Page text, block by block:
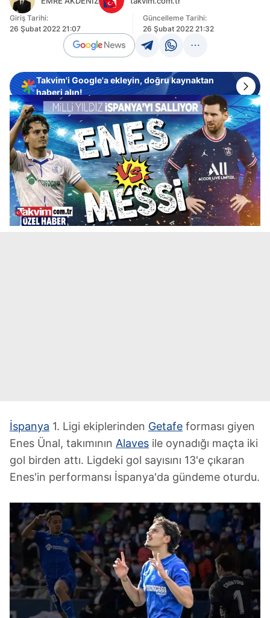
Giriş Tarihi:
26 Şubat 2022 21:07
Güncelleme Tarihi:
26 Şubat 2022 21:32
Takvim'i Google'a ekleyin, doğru kaynaktan
haberi alın!
İspanya 1. Ligi ekiplerinden Getafe forması giyen
Enes Ünal, takımının Alaves ile oynadığı maçta iki
gol birden attı. Ligdeki gol sayısını 13'e çıkaran
Enes'in performansı İspanya'da gündeme oturdu.